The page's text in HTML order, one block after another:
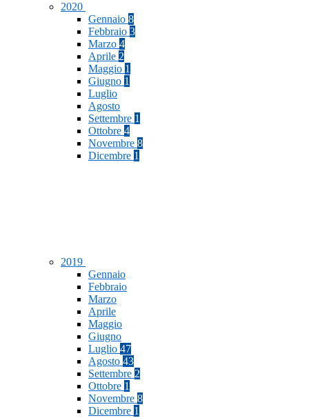
2020
Gennaio 8
Febbraio 3
Marzo 4
Aprile 2
Maggio 1
Giugno 1
Luglio
Agosto
Settembre 1
Ottobre 4
Novembre 8
Dicembre 1
2019
Gennaio
Febbraio
Marzo
Aprile
Maggio
Giugno
Luglio 47
Agosto 43
Settembre 2
Ottobre 1
Novembre 8
Dicembre 1